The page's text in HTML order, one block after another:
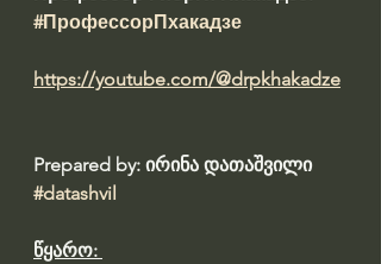
#ПрофессорПхакадзе
https://youtube.com/@drpkhakadze
Prepared by: ირინა დათაშვილი
#datashvil
წყარო: